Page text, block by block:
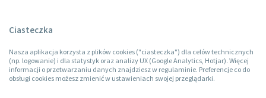
Ciasteczka
Nasza aplikacja korzysta z plików cookies ("ciasteczka") dla celów technicznych
(np. logowanie) i dla statystyk oraz analizy UX (Google Analytics, Hotjar). Więcej
informacji o przetwarzaniu danych znajdziesz w regulaminie. Preferencje co do
obsługi cookies możesz zmienić w ustawieniach swojej przeglądarki.